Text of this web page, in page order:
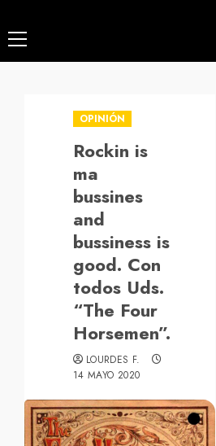
Menú
principal
OPINIÓN
Rockin is
ma
bussines
and
bussiness is
good. Con
todos Uds.
“The Four
Horsemen”.
LOURDES F.
14 MAYO 2020